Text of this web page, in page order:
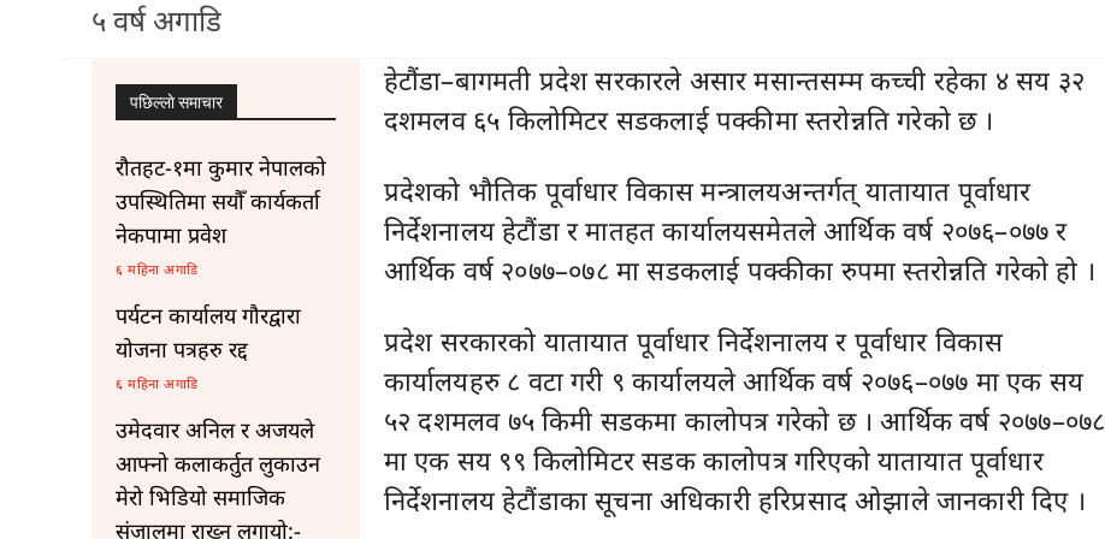
५ वर्ष अगाडि
पछिल्लाे समाचार
रौतहट-१मा कुमार नेपालको
उपस्थितिमा सयौँ कार्यकर्ता
नेकपामा प्रवेश
६ महिना अगाडि
पर्यटन कार्यालय गौरद्वारा
योजना पत्रहरु रद्द
६ महिना अगाडि
उमेदवार अनिल र अजयले
आफ्नो कलाकर्तुत लुकाउन
मेरो भिडियो समाजिक
संजालमा राख्न लगायो:-
हेटौंडा–बागमती प्रदेश सरकारले असार मसान्तसम्म कच्ची रहेका ४ सय ३२
दशमलव ६५ किलोमिटर सडकलाई पक्कीमा स्तरोन्नति गरेको छ ।
प्रदेशको भौतिक पूर्वाधार विकास मन्त्रालयअन्तर्गत् यातायात पूर्वाधार
निर्देशनालय हेटौंडा र मातहत कार्यालयसमेतले आर्थिक वर्ष २०७६–०७७ र
आर्थिक वर्ष २०७७–०७८ मा सडकलाई पक्कीका रुपमा स्तरोन्नति गरेको हो ।
प्रदेश सरकारको यातायात पूर्वाधार निर्देशनालय र पूर्वाधार विकास
कार्यालयहरु ८ वटा गरी ९ कार्यालयले आर्थिक वर्ष २०७६–०७७ मा एक सय
५२ दशमलव ७५ किमी सडकमा कालोपत्र गरेको छ । आर्थिक वर्ष २०७७–०७८
मा एक सय ९९ किलोमिटर सडक कालोपत्र गरिएको यातायात पूर्वाधार
निर्देशनालय हेटौंडाका सूचना अधिकारी हरिप्रसाद ओझाले जानकारी दिए ।